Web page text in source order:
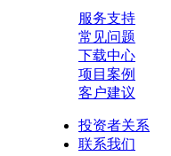
服务支持
常见问题
下载中心
项目案例
客户建议
投资者关系
联系我们